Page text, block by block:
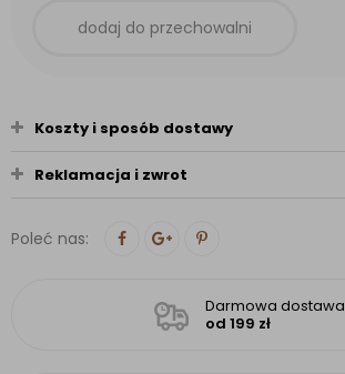
dodaj do przechowalni
Koszty i sposób dostawy
Reklamacja i zwrot
Poleć nas:
Darmowa dostawa
od 199 zł